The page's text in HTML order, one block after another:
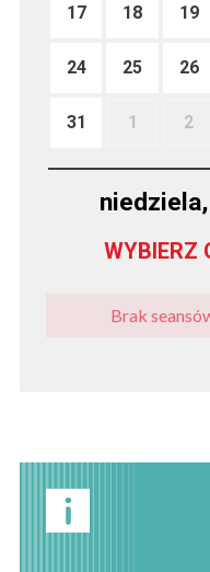
17 18 19
24 25 26
31 1 2
WYBIERZ
Brak